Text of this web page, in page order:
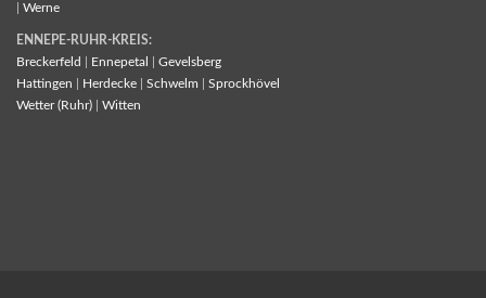
Werne
ENNEPE-RUHR-KREIS:
Breckerfeld
Ennepetal
Gevelsberg
Hattingen
Herdecke Schwelm
Sprockhövel
Wetter (Ruhr)
Witten